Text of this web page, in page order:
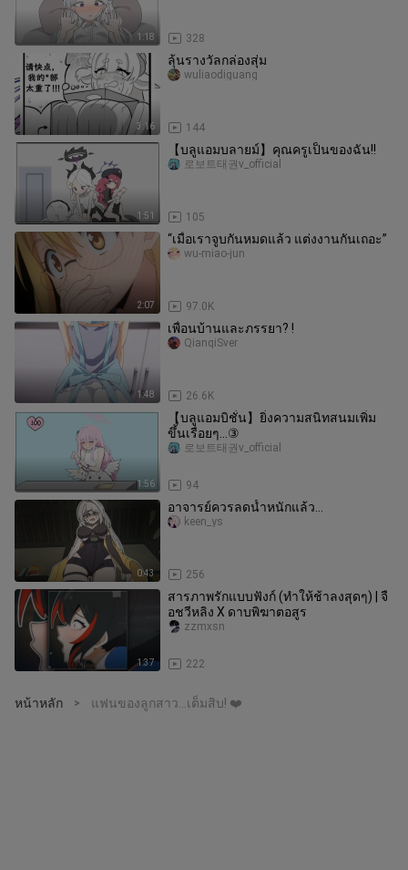
1:18 328
3:16
ลุ้นรางวัลกล่องสุ่ม
144
wuliaodiguang
1:51
【บลูแอมบลายม์】คุณครูเป็นของฉัน!!
105
로보트태권v_official
2:07
“เมื่อเราจูบกันหมดแล้ว แต่งงานกันเถอะ”
97.0K
wu-miao-jun
1:48
เพื่อนบ้านและภรรยา? !
26.6K
QianqiSver
1:56
【บลูแอมบิชั่น】ยิ่งความสนิทสนมเพิ่ม
ขึ้นเรื่อยๆ...③
94
로보트태권v_official
0:43
อาจารย์ควรลดน้ำหนักแล้ว...
256
keen_ys
1:37
สารภาพรักแบบฟังก์ (ทำให้ช้าลงสุดๆ) | จื
อชวีหลิง X ดาบพิฆาตอสูร
222
zzmxsn
หน้าหลัก > แฟนของลูกสาว...เต็มสิบ! ❤️